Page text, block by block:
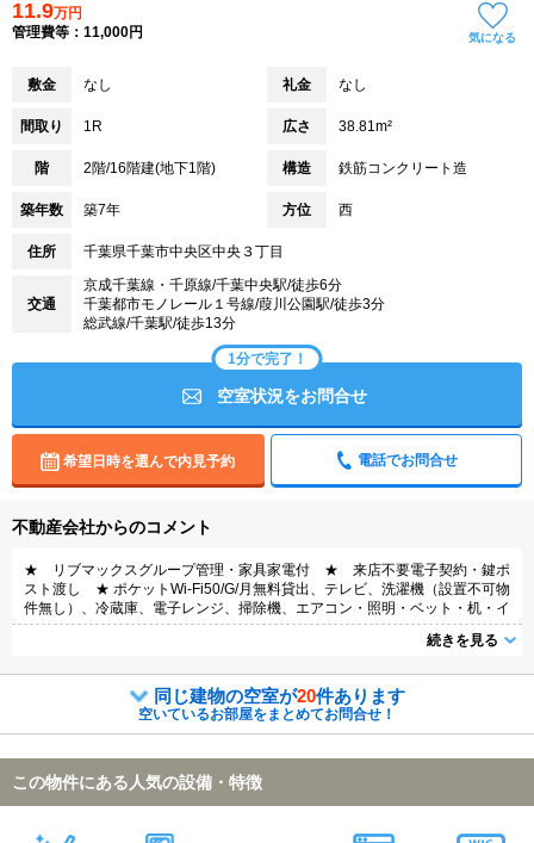
11.9万円
管理費等：11,000円
気になる
敷金 なし 礼金 なし
間取り 1R 広さ 38.81m²
階 2階/16階建(地下1階) 構造 鉄筋コンクリート造
築年数 築7年 方位 西
住所 千葉県千葉市中央区中央３丁目
交通
京成千葉線・千原線/千葉中央駅/徒歩6分
千葉都市モノレール１号線/葭川公園駅/徒歩3分
総武線/千葉駅/徒歩13分
1分で完了！
空室状況をお問合せ
希望日時を選んで内見予約 電話でお問合せ
不動産会社からのコメント
★ リブマックスグループ管理・家具家電付 ★ 来店不要電子契約・鍵ポ
スト渡し ★ ポケットWi-Fi50/G/月無料貸出、テレビ、洗濯機（設置不可物
件無し）、冷蔵庫、電子レンジ、掃除機、エアコン・照明・ベット・机・イ
ス・カーテンなどの家具・家電付き。家具家電撤去相談（実費負担）
続きを見る
同じ建物の空室が20件あります
空いているお部屋をまとめてお問合せ！
この物件にある人気の設備・特徴